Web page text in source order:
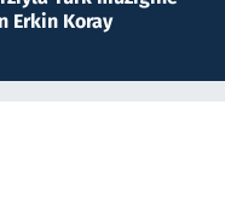
Erkin Koray